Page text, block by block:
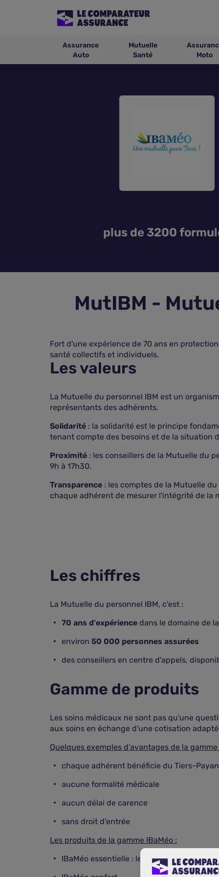
Assurance
Auto
Mutuelle
Santé
Moto
plus de 3200
MutIBM -
Fort d'une expérience de 70 ans en
santé collectifs et individuels.
Les valeurs
La Mutuelle du personnel IBM est un
représentants des adhérents.
Solidarité : la solidarité est le principe
tenant compte des besoins et de la situation
Proximité : les conseillers de la Mutuelle du
9h à 17h30.
Transparence : les comptes de la Mutuelle
chaque adhérent de mesurer l'intégrité de la
Les chiffres
La Mutuelle du personnel IBM, c'est :
70 ans d'expérience dans le domaine de
environ 50 000 personnes assurées
des conseillers en centre d'appels,
Gamme de produits
Les soins médicaux ne sont pas qu'une
aux soins en échange d'une cotisation
Quelques exemples d'avantages de la gamme
chaque adhérent bénéficie du Tiers-
aucune formalité médicale
aucun délai de carence
sans droit d'entrée
Les produits de la gamme IBaMéo :
IBaMéo essentielle : les prestations